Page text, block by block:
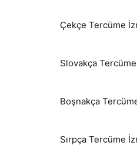
Çekçe Tercüme
Slovakça
Boşnakça
Sırpça Tercüme